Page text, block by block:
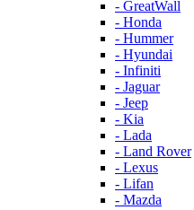
- GreatWall
- Honda
- Hummer
- Hyundai
- Infiniti
- Jaguar
- Jeep
- Kia
- Lada
- Land Rover
- Lexus
- Lifan
- Mazda